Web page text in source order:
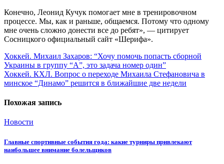
Конечно, Леонид Кучук помогает мне в тренировочном
процессе. Мы, как и раньше, общаемся. Потому что одному
мне очень сложно донести все до ребят», — цитирует
Сосницкого официальный сайт «Шерифа».
Навигация
по
записям
Хоккей. Михаил Захаров: “Хочу помочь попасть сборной
Украины в группу “А”, это задача номер один”
Хоккей. КХЛ. Вопрос о переходе Михаила Стефановича в
минское “Динамо” решится в ближайшие две недели
Похожая запись
Новости
Главные спортивные события года: какие турниры привлекают
наибольшее внимание болельщиков